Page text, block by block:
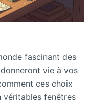
fascinant des
vie à vos
ces choix
véritables fenêtres